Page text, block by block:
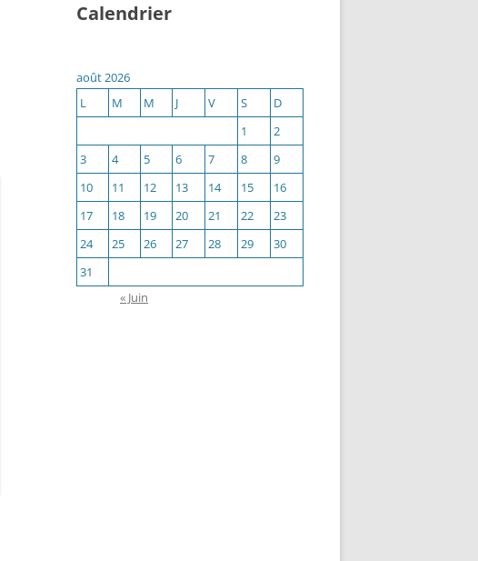
Calendrier
août 2026
L
M M J V S
D
1
2
3
4 5 6 7 8
9
10
11 12 13 14 15
16
17
18 19 20 21 22
23
24
25 26 27 28 29
30
31
« Juin